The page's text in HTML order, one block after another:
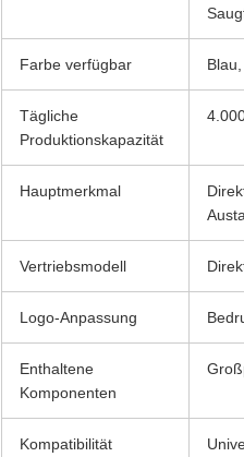
Farbe verfügbar
Tägliche
Produktionskapazität
Hauptmerkmal
Vertriebsmodell
Logo-Anpassung
Enthaltene
Komponenten
Kompatibilität